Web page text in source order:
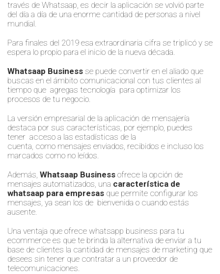
través de Whatsaap, es decir la aplicación se volvió parte
del día a día de una enorme cantidad de personas a nivel
mundial.
Para finales del 2019 esa extraordinaria cifra se triplicó y se
espera lo propio para el inicio de la nueva década.
Whatsaap Business se puede convertir en el aliado que
buscas en el ámbito comunicacional con tus clientes al
tiempo que agregas tecnología para optimizar los
procesos de tu negocio.
La versión empresarial de la aplicación de mensajería
destaca por sus características, por ejemplo, puedes
tener acceso a las estadísticas de la
cuenta, como mensajes enviados, recibidos e incluso los
marcados como no leídos.
Además, Whatsaap Business ofrece la opción de
mensajes automatizados, una característica de
whatsaap para empresas que permite configurar los
mensajes, ya sean los de bienvenida o cuando estás
ausente.
Una ventaja que ofrece whatsapp business para tu
ecommerce es que te brinda la alternativa de enviar a tu
base de clientes la cantidad de mensajes de marketing que
desees sin tener que contratar a un proveedor de
telecomunicaciones.